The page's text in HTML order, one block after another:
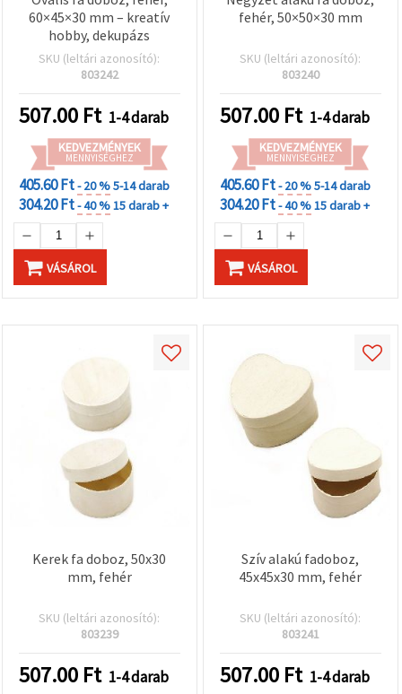
60×45×30 mm – kreatív
hobby, dekupázs
SKU (leltári azonosító):
803242
507.00 Ft 1-4 darab
KEDVEZMÉNYEK
MENNYISÉGHEZ
405.60 Ft- 20 %5-14 darab
304.20 Ft- 40 %15 darab +
VÁSÁROL
fehér, 50×50×30 mm
SKU (leltári azonosító):
803240
507.00 Ft 1-4 darab
KEDVEZMÉNYEK
MENNYISÉGHEZ
405.60 Ft- 20 %5-14 darab
304.20 Ft- 40 %15 darab +
VÁSÁROL
Kerek fa doboz, 50x30
mm, fehér
SKU (leltári azonosító):
803239
507.00 Ft 1-4 darab
Szív alakú fadoboz,
45x45x30 mm, fehér
SKU (leltári azonosító):
803241
507.00 Ft 1-4 darab